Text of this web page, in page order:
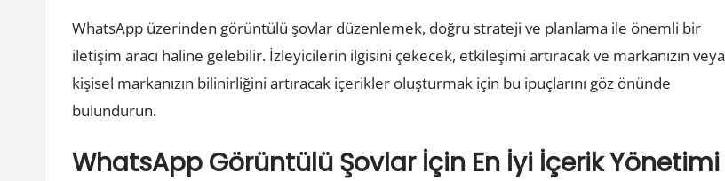
WhatsApp üzerinden görüntülü şovlar düzenlemek, doğru strateji ve planlama ile önemli bir
iletişim aracı haline gelebilir. İzleyicilerin ilgisini çekecek, etkileşimi artıracak ve markanızın veya
kişisel markanızın bilinirliğini artıracak içerikler oluşturmak için bu ipuçlarını göz önünde
bulundurun.
WhatsApp Görüntülü Şovlar İçin En İyi İçerik Yönetimi